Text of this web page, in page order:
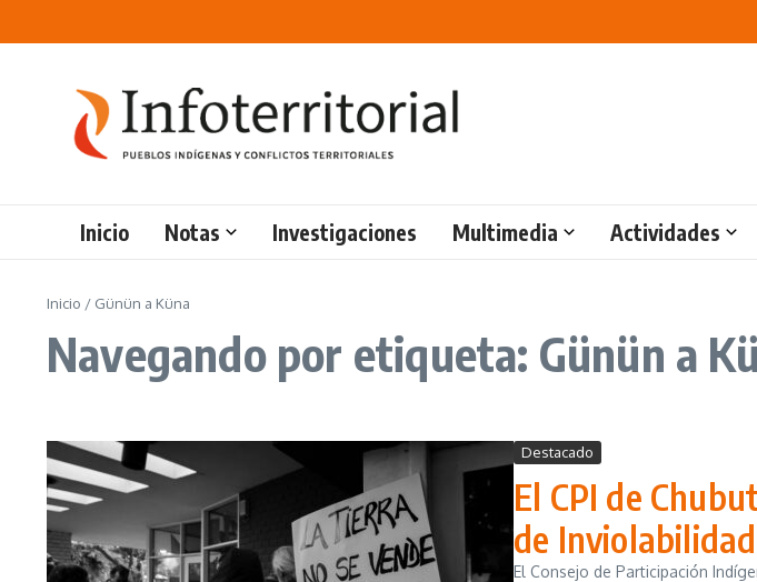
Inicio Notas Investigaciones Multimedia Actividades
Inicio / Günün a Küna
Navegando por etiqueta: Günün a
Destacado
El CPI de
de
El Consejo de Participación